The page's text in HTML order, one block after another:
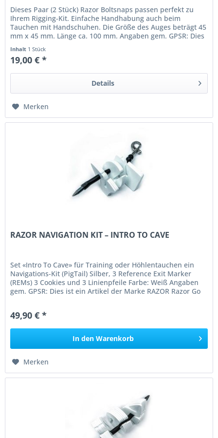
Dieses Paar (2 Stück) Razor Boltsnaps passen perfekt zu
Ihrem Rigging-Kit. Einfache Handhabung auch beim
Tauchen mit Handschuhen. Die Größe des Auges beträgt 45
mm x 45 mm. Länge ca. 100 mm. Angaben gem. GPSR: Dies
Inhalt 1 Stück
19,00 € *
Details
Merken
RAZOR NAVIGATION KIT – INTRO TO CAVE
Set «Intro To Cave» für Training oder Höhlentauchen ein
Navigations-Kit (PigTail) Silber, 3 Reference Exit Marker
(REMs) 3 Cookies und 3 Linienpfeile Farbe: Weiß Angaben
gem. GPSR: Dies ist ein Artikel der Marke RAZOR Razor Go
49,90 € *
In den Warenkorb
Merken